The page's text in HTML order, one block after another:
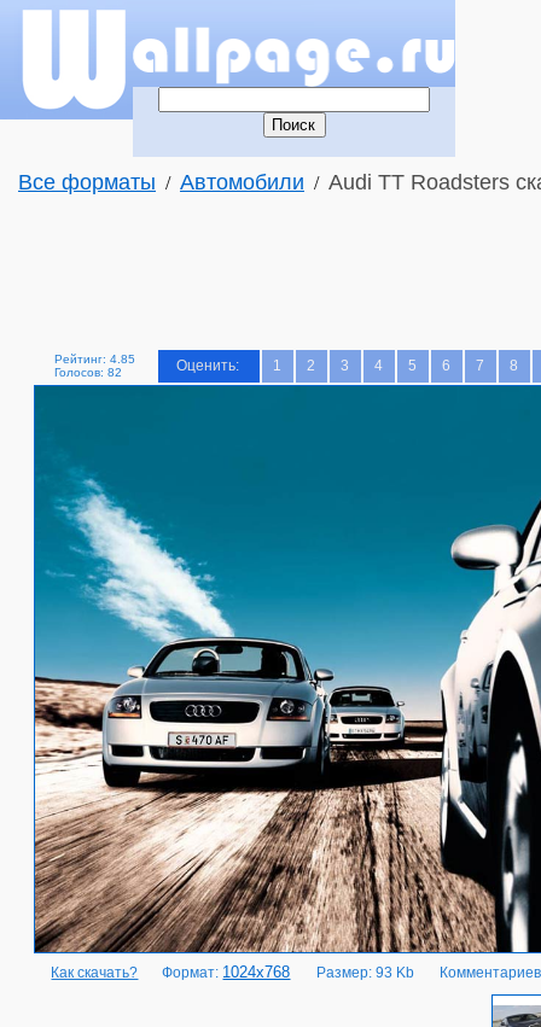
Все форматы / Автомобили / Audi TT Roadsters
Рейтинг: 4.85
Голосов: 82
Оценить: 1 2 3 4 5 6 7 8
Как скачать? Формат: 1024x768 Размер: 93 Kb